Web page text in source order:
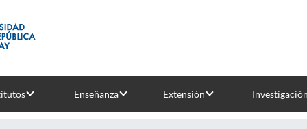
Enseñanza Extensión Investigación